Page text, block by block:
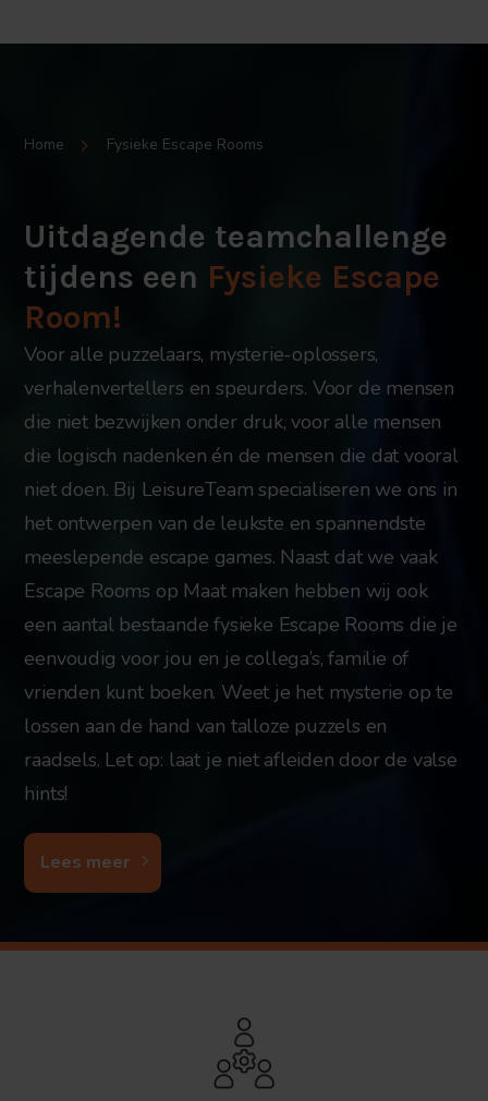
Uitdagende teamchallenge
tijdens een Fysieke Escape
Room!
Home Fysieke Escape Rooms
Voor alle puzzelaars, mysterie-oplossers,
verhalenvertellers en speurders. Voor de mensen
die niet bezwijken onder druk, voor alle mensen
die logisch nadenken én de mensen die dat vooral
niet doen. Bij LeisureTeam specialiseren we ons in
het ontwerpen van de leukste en spannendste
meeslepende escape games. Naast dat we vaak
Escape Rooms op Maat maken hebben wij ook
een aantal bestaande fysieke Escape Rooms die je
eenvoudig voor jou en je collega’s, familie of
vrienden kunt boeken. Weet je het mysterie op te
lossen aan de hand van talloze puzzels en
raadsels. Let op: laat je niet afleiden door de valse
hints!
Lees meer